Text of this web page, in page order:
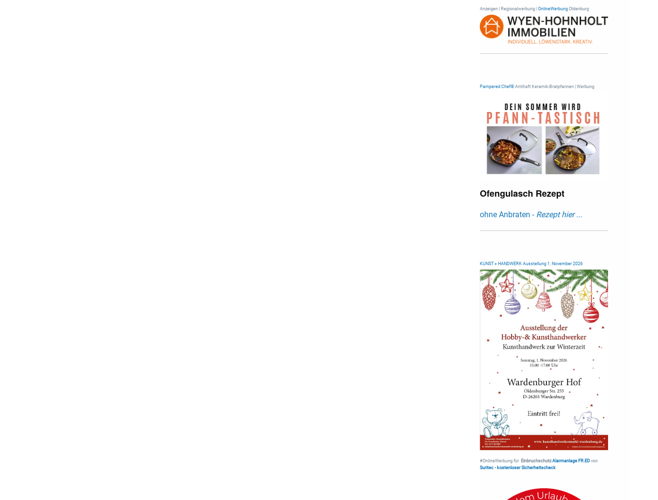
Anzeigen | Regionalwerbung | OnlineWerbungOldenburg
Pampered Chef®Antihaft Keramik-Bratpfannen | Werbung
Ofengulasch Rezept
ohne Anbraten - Rezept hier ...
KUNST + HANDWERK Ausstellung 1. November 2026
#OnlineWerbung für Einbruchschutz Alarmanlage FR.ED von
Suritec• kostenloser Sicherheitscheck